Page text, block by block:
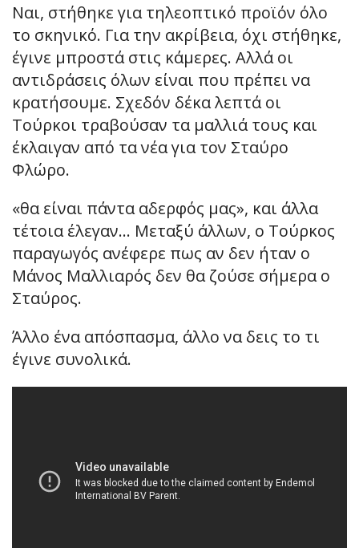
Ναι, στήθηκε για τηλεοπτικό προϊόν όλο
το σκηνικό. Για την ακρίβεια, όχι στήθηκε,
έγινε μπροστά στις κάμερες. Αλλά οι
αντιδράσεις όλων είναι που πρέπει να
κρατήσουμε. Σχεδόν δέκα λεπτά οι
Τούρκοι τραβούσαν τα μαλλιά τους και
έκλαιγαν από τα νέα για τον Σταύρο
Φλώρο.
«θα είναι πάντα αδερφός μας», και άλλα
τέτοια έλεγαν… Μεταξύ άλλων, ο Τούρκος
παραγωγός ανέφερε πως αν δεν ήταν ο
Μάνος Μαλλιαρός δεν θα ζούσε σήμερα ο
Σταύρος.
Άλλο ένα απόσπασμα, άλλο να δεις το τι
έγινε συνολικά.